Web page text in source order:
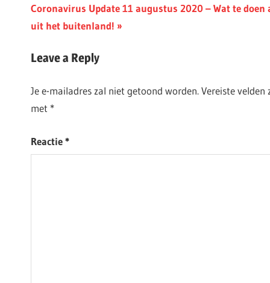
Next
Post:
Coronavirus Update 11 augustus 2020 – Wat te
uit het buitenland!
Leave a Reply
Je e-mailadres zal niet getoond worden.Vereiste velden
met *
Reactie*